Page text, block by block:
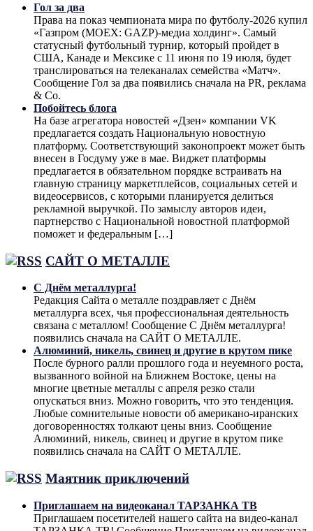
Гол за два
Права на показ чемпионата мира по футболу-2026 купил
«Газпром (MOEX: GAZP)-медиа холдинг». Самый
статусный футбольный турнир, который пройдет в
США, Канаде и Мексике с 11 июня по 19 июля, будет
транслироваться на телеканалах семейства «Матч».
Сообщение Гол за два появились сначала на PR, реклама
& Co.
Побойтесь блога
На базе агрегатора новостей «Дзен» компании VK
предлагается создать Национальную новостную
платформу. Соответствующий законопроект может быть
внесен в Госдуму уже в мае. Виджет платформы
предлагается в обязательном порядке встраивать на
главную страницу маркетплейсов, социальных сетей и
видеосервисов, с которыми планируется делиться
рекламной выручкой. По замыслу авторов идеи,
партнерство с Национальной новостной платформой
поможет и федеральным […]
САЙТ О МЕТАЛЛЕ
С Днём металлурга!
Редакция Сайта о металле поздравляет с Днём
металлурга всех, чья профессиональная деятельность
связана с металлом! Сообщение С Днём металлурга!
появились сначала на САЙТ О МЕТАЛЛЕ.
Алюминий, никель, свинец и другие в крутом пике
После бурного ралли прошлого года и неуемного роста,
вызванного войной на Ближнем Востоке, цены на
многие цветные металлы с апреля резко стали
опускаться вниз. Можно говорить, что это тенденция.
Любые сомнительные новости об американо-иранских
договоренностях толкают цены вниз. Сообщение
Алюминий, никель, свинец и другие в крутом пике
появились сначала на САЙТ О МЕТАЛЛЕ.
Маятник приключений
Приглашаем на видеоканал ТАРЗАНКА ТВ
Приглашаем посетителей нашего сайта на видео-канал